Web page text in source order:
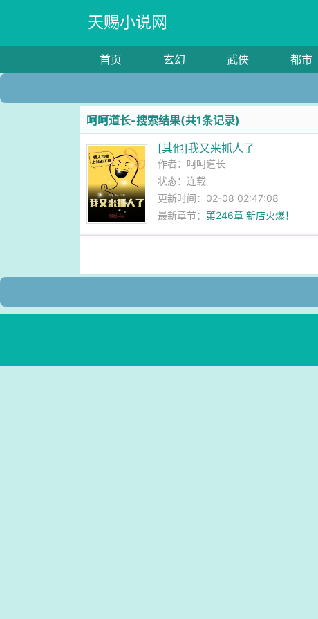
天赐小说网
首页 玄幻 武侠 都市
呵呵道长-搜索结果(共1条记录)
[其他]我又来抓人了
作者： 呵呵道长
状态：连载
更新时间：02-08 02:47:08
最新章节：第246章 新店火爆！